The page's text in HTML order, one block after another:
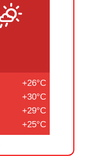
+26°C
+30°C
+29°C
+25°C